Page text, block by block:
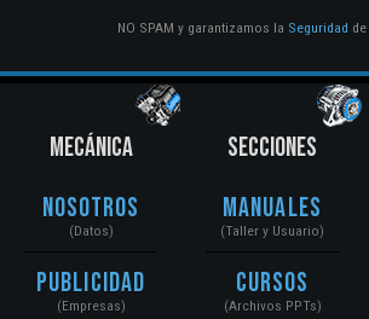
NO SPAM y garantizamos la Seguridad
MECÁNICA
Nosotros
(Datos)
Publicidad
(Empresas)
SECCIONES
Manuales
(Taller y Usuario)
Cursos
(Archivos PPTs)